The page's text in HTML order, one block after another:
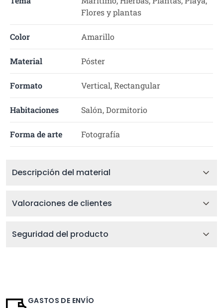
Flores y plantas
Color Amarillo
Material Póster
Formato Vertical, Rectangular
Habitaciones Salón, Dormitorio
Forma de arte Fotografía
Descripción del material
Valoraciones de clientes
Seguridad del producto
GASTOS DE ENVÍO